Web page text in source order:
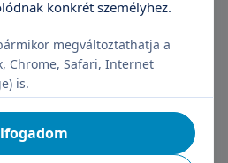
88 Részletek
88
konkrét személyhez.
megváltoztathatja a
Chrome, Safari, Internet
is.